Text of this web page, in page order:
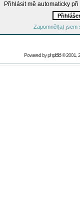
Přihlásit mě automaticky
Zapomněl(a) jsem
Powered byphpBB© 2001,